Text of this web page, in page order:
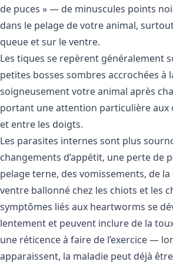
de puces » — de minuscules points
dans le pelage de votre animal,
queue et sur le ventre.
Les tiques se repèrent généralement
petites bosses sombres accrochées à
soigneusement votre animal après
portant une attention particulière aux
et entre les doigts.
Les parasites internes sont plus
changements d’appétit, une perte de
pelage terne, des vomissements, de
ventre ballonné chez les chiots et les
symptômes liés aux heartworms se
lentement et peuvent inclure de la
une réticence à faire de l’exercice —
apparaissent, la maladie peut déjà